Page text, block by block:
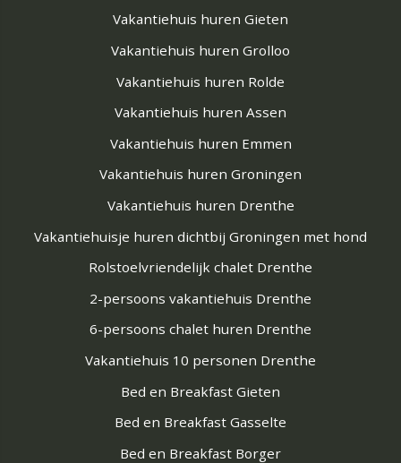
Vakantiehuis huren Gieten
Vakantiehuis huren Grolloo
Vakantiehuis huren Rolde
Vakantiehuis huren Assen
Vakantiehuis huren Emmen
Vakantiehuis huren Groningen
Vakantiehuis huren Drenthe
Vakantiehuisje huren dichtbij Groningen met hond
Rolstoelvriendelijk chalet Drenthe
2-persoons vakantiehuis Drenthe
6-persoons chalet huren Drenthe
Vakantiehuis 10 personen Drenthe
Bed en Breakfast Gieten
Bed en Breakfast Gasselte
Bed en Breakfast Borger